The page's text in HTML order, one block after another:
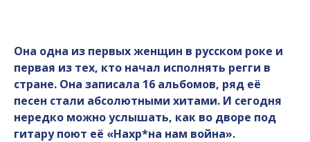
Она одна из первых женщин в русском роке и
первая из тех, кто начал исполнять регги в
стране. Она записала 16 альбомов, ряд её
песен стали абсолютными хитами. И сегодня
нередко можно услышать, как во дворе под
гитару поют её «Нахр*на нам война».